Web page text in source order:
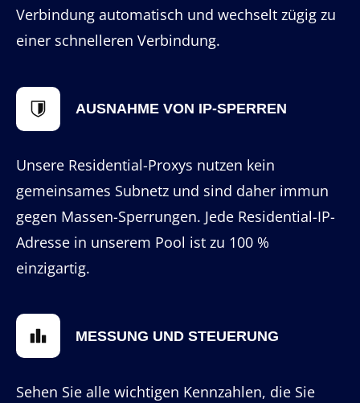
Verbindung automatisch und wechselt zügig zu
einer schnelleren Verbindung.
AUSNAHME VON IP-SPERREN
Unsere Residential-Proxys nutzen kein
gemeinsames Subnetz und sind daher immun
gegen Massen-Sperrungen. Jede Residential-IP-
Adresse in unserem Pool ist zu 100 %
einzigartig.
MESSUNG UND STEUERUNG
Sehen Sie alle wichtigen Kennzahlen, die Sie